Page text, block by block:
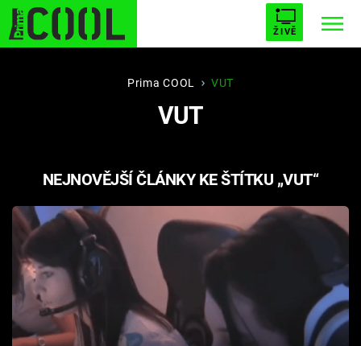
ŽIVĚ
BUFFY, PŘEMOŽITELKA UPÍRŮ
AVENGERS 5
Témata
Filmy
Seriály
Hry
Prima COOL VUT
VUT
NEJNOVĚJŠÍ ČLÁNKY KE ŠTÍTKU „VUT“